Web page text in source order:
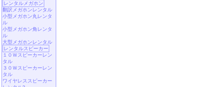
レンタルメガホン
翻訳メガホンレンタル
小型メガホン丸レンタ
ル
小型メガホン角レンタ
ル
大型メガホンレンタル
レンタルスピーカー
１０Ｗスピーカーレン
タル
３０Ｗスピーカーレン
タル
ワイヤレススピーカー